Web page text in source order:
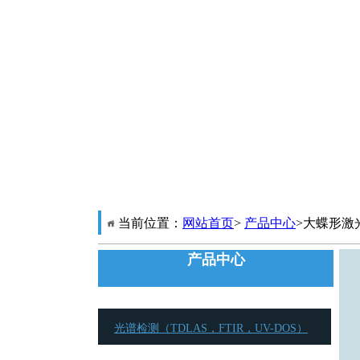
当前位置： 网站首页> 产品中心>大蝶形激
光谱检测（TDLAS，FTIR，UV-DOS）
产品中心